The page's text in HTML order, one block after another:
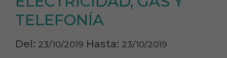
TELEFONÍA
Del: 23/10/2019 Hasta: 23/10/2019